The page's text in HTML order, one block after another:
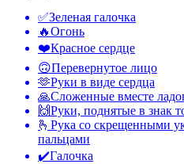
✅Зеленая галочка
🔥Огонь
❤️Красное сердце
🙃Перевернутое лицо
🫶Руки в виде сердца
🙏Сложенные вместе
🙌Руки, поднятые в знак
🫰 Рука со скрещенными
пальцами
✔️Галочка